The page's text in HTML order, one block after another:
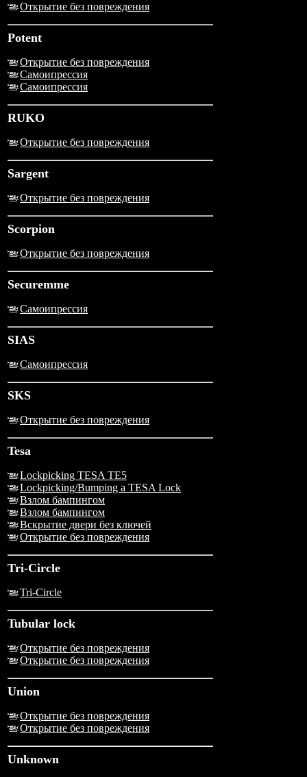
Открытие без повреждения
Potent
Открытие без повреждения
Самоипрессия
Самоипрессия
RUKO
Открытие без повреждения
Sargent
Открытие без повреждения
Scorpion
Открытие без повреждения
Securemme
Самоипрессия
SIAS
Самоипрессия
SKS
Открытие без повреждения
Tesa
Lockpicking TESA TE5
Lockpicking/Bumping a TESA Lock
Взлом бампингом
Взлом бампингом
Вскрытие двери без ключей
Открытие без повреждения
Tri-Circle
Tri-Circle
Tubular lock
Открытие без повреждения
Открытие без повреждения
Union
Открытие без повреждения
Открытие без повреждения
Unknown